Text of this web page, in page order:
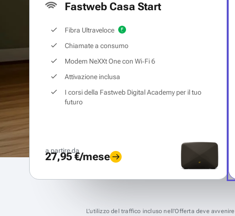
Fastweb Casa Start
Fibra Ultraveloce
Chiamate a consumo
Modem NeXXt One con Wi‑Fi 6
Attivazione inclusa
I corsi della Fastweb Digital Academy per il tuo
futuro
a partire da
27,95 €/mese
L’utilizzo del traffico incluso nell’Offerta deve